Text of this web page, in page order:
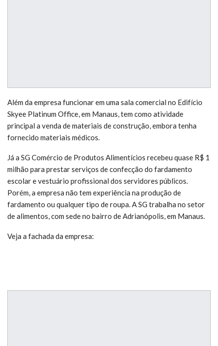
Além da empresa funcionar em uma sala comercial no Edifício
Skyee Platinum Office, em Manaus, tem como atividade
principal a venda de materiais de construção, embora tenha
fornecido materiais médicos.
Já a SG Comércio de Produtos Alimentícios recebeu quase R$ 1
milhão para prestar serviços de confecção do fardamento
escolar e vestuário profissional dos servidores públicos.
Porém, a empresa não tem experiência na produção de
fardamento ou qualquer tipo de roupa. A SG trabalha no setor
de alimentos, com sede no bairro de Adrianópolis, em Manaus.
Veja a fachada da empresa: